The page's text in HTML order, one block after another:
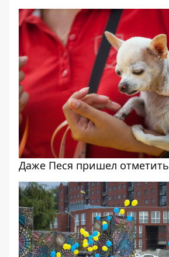
Даже Песя пришел отметить